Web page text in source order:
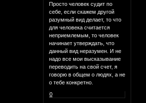
Просто человек судит по
себе, если скажем другой
разумный вид делает, то что
для человека считается
неприемлемым, то человек
начинает утверждать, что
данный вид неразумен. И не
надо все мои высказывание
переводить на свой счет, я
говорю в общем о людях, а не
о тебе конкретно.
0